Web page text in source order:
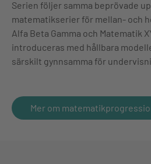
Serien följer samma beprövade
matematikserier för mellan- och
Alfa Beta Gamma och Matematik
introduceras med hållbara
särskilt gynnsamma för
Mer om